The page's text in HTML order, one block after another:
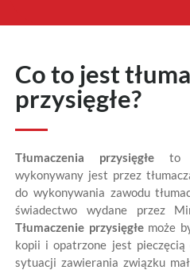
Co to jest
przysięgłe?
Tłumaczenia przysięgłeto
wykonywany jest przez
do wykonywania zawodu
świadectwo wydane przez
Tłumaczenie przysięgłemoże
kopii i opatrzone jest pieczęcią
sytuacji zawierania związku